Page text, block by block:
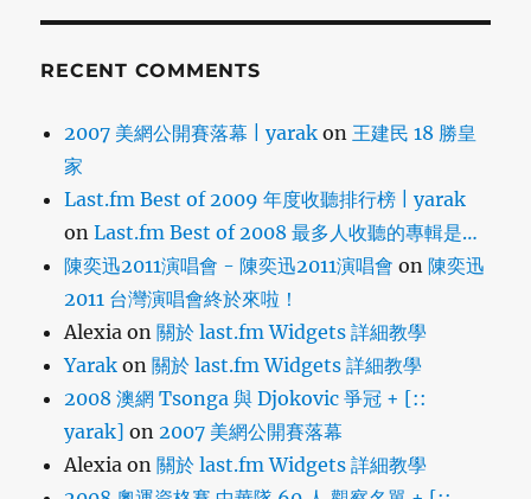
RECENT COMMENTS
2007 美網公開賽落幕 | yarak on 王建民 18 勝皇
家
Last.fm Best of 2009 年度收聽排行榜 | yarak
onLast.fm Best of 2008 最多人收聽的專輯是…
陳奕迅2011演唱會 - 陳奕迅2011演唱會 on陳奕迅
2011 台灣演唱會終於來啦！
Alexia on關於 last.fm Widgets 詳細教學
Yarak on關於 last.fm Widgets 詳細教學
2008 澳網 Tsonga 與 Djokovic 爭冠 + [::
yarak] on 2007 美網公開賽落幕
Alexia on關於 last.fm Widgets 詳細教學